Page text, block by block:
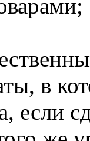
в
если